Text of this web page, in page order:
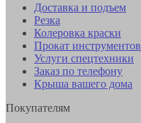
Доставка и подъем
Резка
Колеровка краски
Прокат инструментов
Услуги спецтехники
Заказ по телефону
Крыша вашего дома
Покупателям